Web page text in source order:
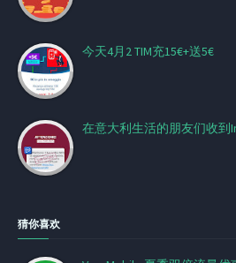
今天4月2 TIM充15€+送5€
在意大利生活的朋友们收到
猜你喜欢